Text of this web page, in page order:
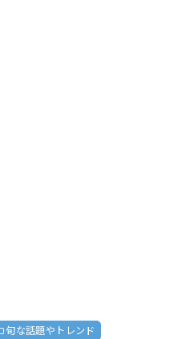
旬な話題やトレンド